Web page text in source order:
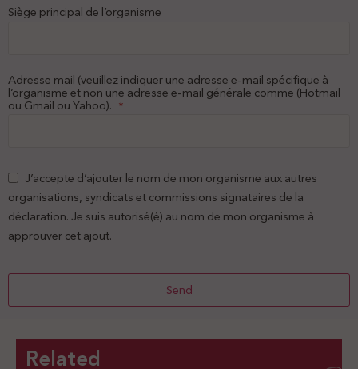
Siège principal de l’organisme
Adresse mail (veuillez indiquer une adresse e-mail spécifique à
l’organisme et non une adresse e-mail générale comme (Hotmail
ou Gmail ou Yahoo). *
J’accepte d’ajouter le nom de mon organisme aux autres
organisations, syndicats et commissions signataires de la
déclaration. Je suis autorisé(é) au nom de mon organisme à
approuver cet ajout.
Send
field
should
be left
Related